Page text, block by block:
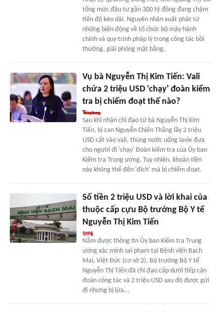
tổng mức đầu tư gần 300 tỷ đồng đang chậm
tiến độ kéo dài. Nguyên nhân xuất phát từ
những biến động về tổ chức bộ máy hành
chính và quy trình pháp lý trong công tác bồi
thường, giải phóng mặt bằng.
Vụ bà Nguyễn Thị Kim Tiến: Vali
chứa 2 triệu USD 'chạy' đoàn kiểm
tra bị chiếm đoạt thế nào?
Sau khi nhận chỉ đạo từ bà Nguyễn Thị Kim
Tiến, bị can Nguyễn Chiến Thắng lấy 2 triệu
USD cất vào vali, thùng nước uống lavie đưa
cho người đi 'chạy' Đoàn kiểm tra của Ủy ban
Kiểm tra Trung ương. Tuy nhiên, khoản tiền
này không thể đến 'đích' mà bị chiếm đoạt.
Số tiền 2 triệu USD và lời khai của
thuộc cấp cựu Bộ trưởng Bộ Y tế
Nguyễn Thị Kim Tiến
Nắm được thông tin Ủy ban Kiểm tra Trung
ương xác minh sai phạm tại Bệnh viện Bạch
Mai, Việt Đức (cơ sở 2), Bộ trưởng Bộ Y tế
Nguyễn Thị Tiến đã chỉ đạo cấp dưới tiếp cận
đoàn công tác và 2 triệu USD sau đó được gửi
đi nhưng bị lừa...